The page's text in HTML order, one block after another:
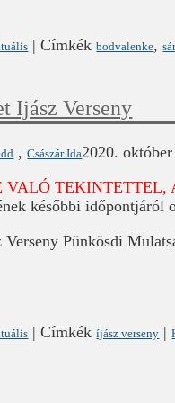
|Címkék bodvalenke,
Ijász Verseny
,Császár Ida2020.
VALÓ TEKINTETTEL,
későbbi időpontjáról
Pünkösdi
|Címkék íjász verseny |